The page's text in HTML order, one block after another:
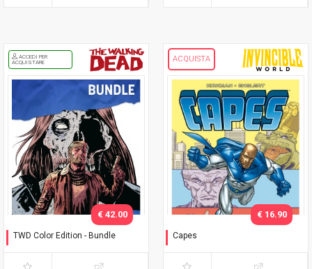
ACCEDI PER
ACQUISTARE
TWD Color Edition - Bundle
€ 42.00
ACQUISTA
Capes
€ 16.90